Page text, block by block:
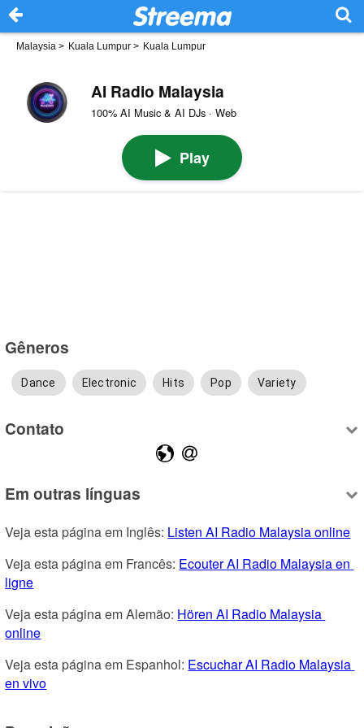
Malaysia > Kuala Lumpur > Kuala Lumpur
AI Radio Malaysia
100% AI Music & AI DJs · Web
Play
Gêneros
Dance Electronic Hits Pop Variety
Contato
Em outras línguas
Veja esta página em Inglês: Listen AI Radio Malaysia online
Veja esta página em Francês: Ecouter AI Radio Malaysia en
ligne
Veja esta página em Alemão: Hören AI Radio Malaysia
online
Veja esta página em Espanhol: Escuchar AI Radio Malaysia
en vivo